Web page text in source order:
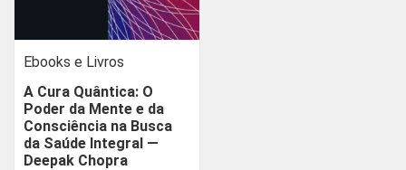
Ebooks e Livros
A Cura Quântica: O
Poder da Mente e da
Consciência na Busca
da Saúde Integral —
Deepak Chopra